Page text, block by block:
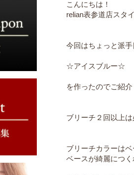
こんにちは！
relian表参道店スタ
今回はちょっと派
☆アイスブルー☆
を作ったのでご紹
ブリーチ２回以上
ブリーチカラーは
ベースが綺麗につ